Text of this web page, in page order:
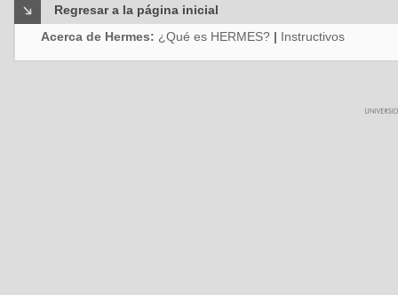
Regresar a la página inicial
Acerca de Hermes: ¿Qué es HERMES? | Instructivos